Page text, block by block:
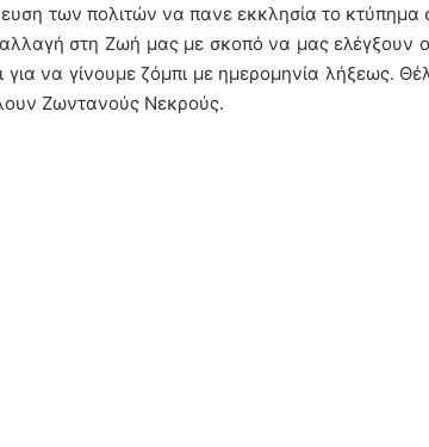
των πολιτών να πανε εκκλησία το κτύπημα
στη Ζωή μας με σκοπό να μας ελέγξουν
να γίνουμε ζόμπι με ημερομηνία λήξεως.
Ζωντανούς Νεκρούς.